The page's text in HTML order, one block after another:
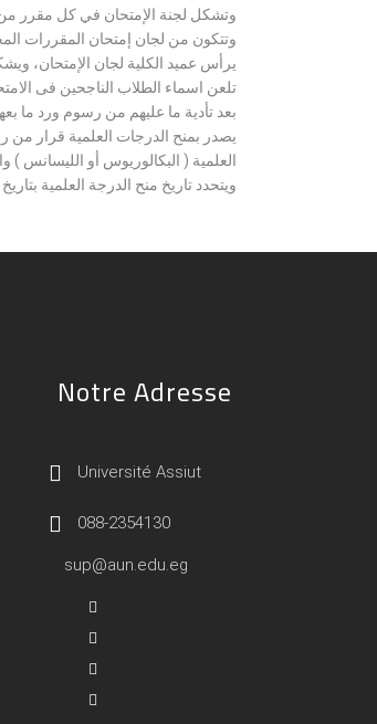
وتشكل لجنة الإمتحان في كل مقرر
وتتكون من لجان إمتحان المقررات
يرأس عميد الكلية لجان الإمتحان،
تلعن اسماء الطلاب الناجحين فى
بعد تأدية ما عليهم من رسوم ورد ما
يصدر بمنح الدرجات العلمية قرار من
العلمية ( البكالوريوس أو الليسانس )
ويتحدد تاريخ منح الدرجة العلمية
Notre Adresse
Université Assiut
088-2354130
sup@aun.edu.eg